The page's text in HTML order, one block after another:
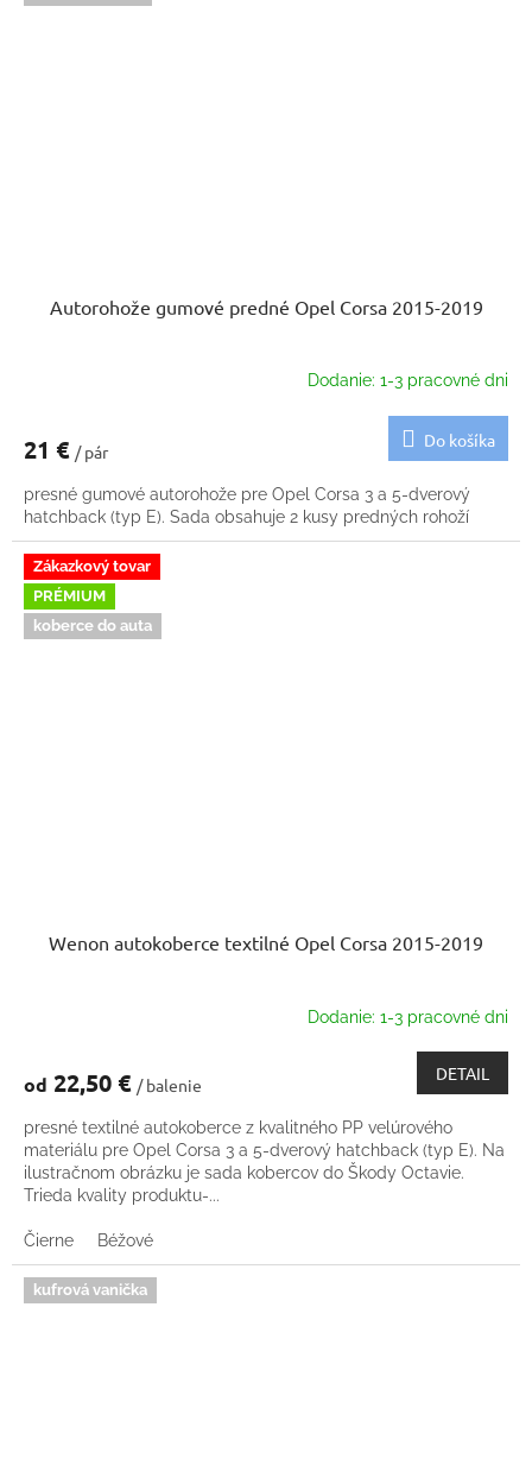
Autorohože gumové predné Opel Corsa 2015-2019
Dodanie: 1-3 pracovné dni
21 € / pár
Do košíka
presné gumové autorohože pre Opel Corsa 3 a 5-dverový
hatchback (typ E). Sada obsahuje 2 kusy predných rohoží
Zákazkový tovar
PRÉMIUM
koberce do auta
Wenon autokoberce textilné Opel Corsa 2015-2019
Dodanie: 1-3 pracovné dni
od 22,50 € / balenie
DETAIL
presné textilné autokoberce z kvalitného PP velúrového
materiálu pre Opel Corsa 3 a 5-dverový hatchback (typ E). Na
ilustračnom obrázku je sada kobercov do Škody Octavie.
Trieda kvality produktu-...
Čierne Béžové
kufrová vanička